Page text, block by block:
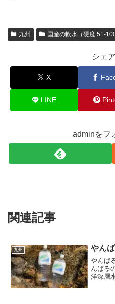
九州 国産の軟水（硬度 51-
シェ
X
LINE
adminをフ
関連記事
九州 やん
やんば
んばる
洋深層